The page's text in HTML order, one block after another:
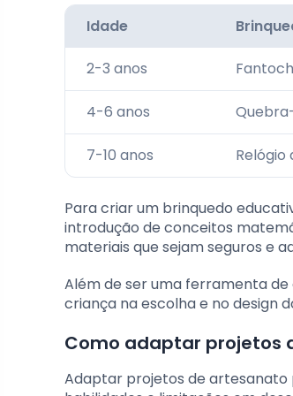
Idade
2-3 anos
4-6 anos
7-10 anos Relógio
Para criar um brinquedo
introdução de conceitos
materiais que sejam seguros e
Além de ser uma ferramenta de
criança na escolha e no design
Como adaptar projetos
Adaptar projetos de artesanato